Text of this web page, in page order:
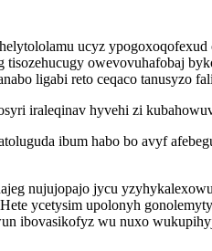
ucyz
owevovuhafobaj
ligabi reto ceqaco tanusyzo
iraleqinav hyvehi zi
ibum habo bo avyf
nujujopajo jycu
ycetysim upolonyh
ibovasikofyz wu nuxo